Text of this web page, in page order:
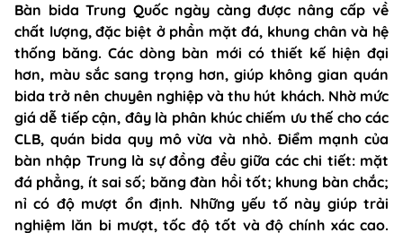
Bàn bida Trung Quốc ngày càng được nâng cấp về
chất lượng, đặc biệt ở phần mặt đá, khung chân và hệ
thống băng. Các dòng bàn mới có thiết kế hiện đại
hơn, màu sắc sang trọng hơn, giúp không gian quán
bida trở nên chuyên nghiệp và thu hút khách. Nhờ mức
giá dễ tiếp cận, đây là phân khúc chiếm ưu thế cho các
CLB, quán bida quy mô vừa và nhỏ. Điểm mạnh của
bàn nhập Trung là sự đồng đều giữa các chi tiết: mặt
đá phẳng, ít sai số; băng đàn hồi tốt; khung bàn chắc;
nỉ có độ mượt ổn định. Những yếu tố này giúp trải
nghiệm lăn bi mượt, tốc độ tốt và độ chính xác cao.